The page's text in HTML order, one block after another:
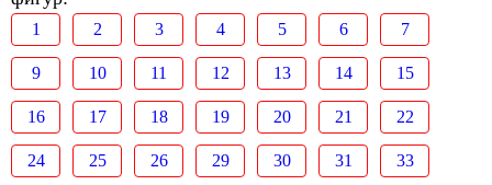
1 2 3 4 5 6 7
9 10 11 12 13 14 15
16 17 18 19 20 21 22
24 25 26 29 30 31 33